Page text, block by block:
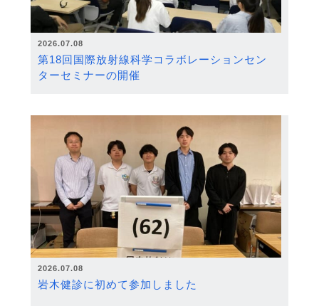
2026.07.08
第18回国際放射線科学コラボレーションセン
ターセミナーの開催
2026.07.08
岩木健診に初めて参加しました